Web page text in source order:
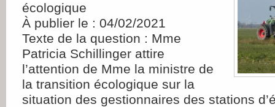
écologique
À publier le : 04/02/2021
Texte de la question : Mme
Patricia Schillinger attire
l’attention de Mme la ministre de
la transition écologique sur la
situation des gestionnaires des stations